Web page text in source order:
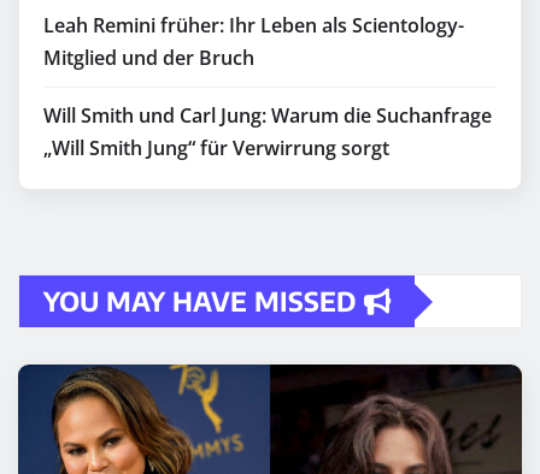
Leah Remini früher: Ihr Leben als Scientology-
Mitglied und der Bruch
Will Smith und Carl Jung: Warum die Suchanfrage
„Will Smith Jung“ für Verwirrung sorgt
YOU MAY HAVE MISSED